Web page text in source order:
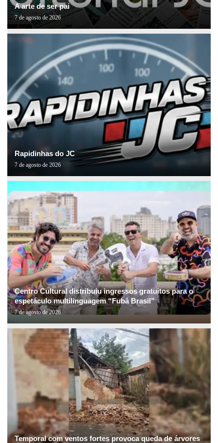
A arte de ser pai
7 de agosto de 2026
Rapidinhas do JC
7 de agosto de 2026
Centro Cultural distribuiu ingressos gratuitos para o
espetáculo multilinguagem “Fubá Brasil”
7 de agosto de 2026
Temporal com ventos fortes provoca queda de árvores